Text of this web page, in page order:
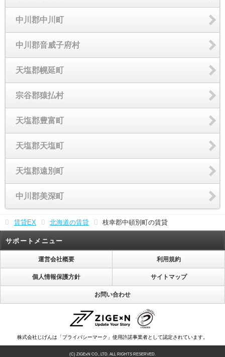
中川郡中川町
中川郡音威子府村
天塩郡幌延町
宗谷郡猿払村
天塩郡豊富町
天塩郡天塩町
天塩郡遠別町
中川郡美深町
賃貸EX 北海道の賃貸 枝幸郡中頓別町の賃貸
サポートメニュー
運営会社概要 利用規約
個人情報保護方針 サイトマップ
お問い合わせ
株式会社じげんは「プライバシーマーク」使用許諾事業者として認定されています。
(C) ZIGExN CO., LTD. ALL RIGHTS RESERVED.